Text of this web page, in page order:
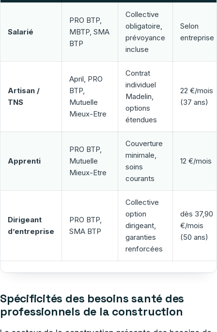
Salarié
PRO BTP,
MBTP, SMA
BTP
Collective
obligatoire,
prévoyance
incluse
Selon
entreprise
Artisan /
TNS
April, PRO
BTP,
Mutuelle
Mieux-Etre
Contrat
individuel
Madelin,
options
étendues
22 €/mois
(37 ans)
Apprenti
PRO BTP,
Mutuelle
Mieux-Etre
Couverture
minimale,
soins
courants
12 €/mois
Dirigeant
d’entreprise
PRO BTP,
SMA BTP
Collective
option
dirigeant,
garanties
renforcées
dès 37,90
€/mois
(50 ans)
Spécificités des besoins santé des
professionnels de la construction